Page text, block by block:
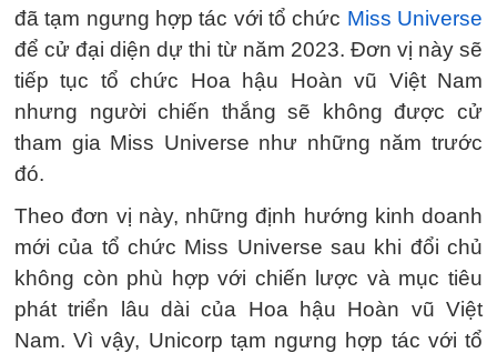
đã tạm ngưng hợp tác với tổ chức Miss Universe
để cử đại diện dự thi từ năm 2023. Đơn vị này sẽ
tiếp tục tổ chức Hoa hậu Hoàn vũ Việt Nam
nhưng người chiến thắng sẽ không được cử
tham gia Miss Universe như những năm trước
đó.
Theo đơn vị này, những định hướng kinh doanh
mới của tổ chức Miss Universe sau khi đổi chủ
không còn phù hợp với chiến lược và mục tiêu
phát triển lâu dài của Hoa hậu Hoàn vũ Việt
Nam. Vì vậy, Unicorp tạm ngưng hợp tác với tổ